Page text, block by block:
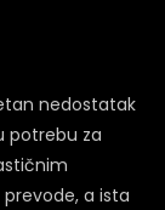
nedostatak
potrebu za
a ista